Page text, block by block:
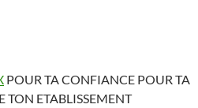
POUR TA CONFIANCE POUR TA
TON ETABLISSEMENT